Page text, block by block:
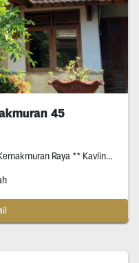
45
**, Mekarjaya, Sukmajaya, Kota Depok, Jawa Barat.